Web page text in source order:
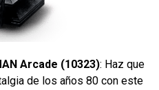
Arcade (10323): Haz que
de los años 80 con este